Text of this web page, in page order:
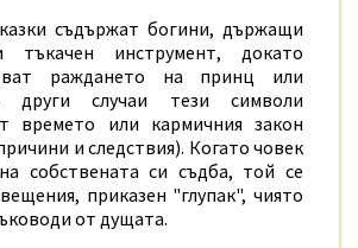
съдържат богини, държащи
тъкачен инструмент, докато
раждането на принц или
други случаи тези символи
времето или кармичния закон
и следствия). Когато човек
собствената си съдба, той се
приказен "глупак", чиято
от дущата.